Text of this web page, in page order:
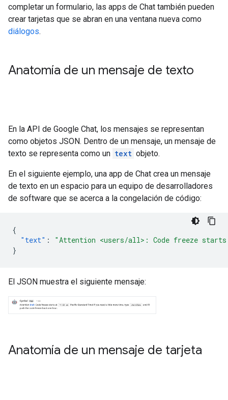
completar un formulario, las apps de Chat también pueden
crear tarjetas que se abran en una ventana nueva como
diálogos.
Anatomía de un mensaje de texto
En la API de Google Chat, los mensajes se representan
como objetos JSON. Dentro de un mensaje, un mensaje de
texto se representa como un text objeto.
En el siguiente ejemplo, una app de Chat crea un mensaje
de texto en un espacio para un equipo de desarrolladores
de software que se acerca a la congelación de código:
{
"text" :
"Attention <users/all>: Code freeze
}
El JSON muestra el siguiente mensaje:
Anatomía de un mensaje de tarjeta